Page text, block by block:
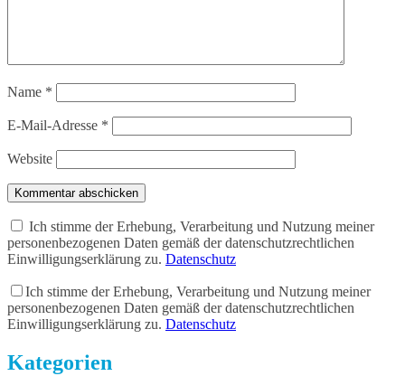
Name *
E-Mail-Adresse *
Website
Kommentar abschicken
Ich stimme der Erhebung, Verarbeitung und Nutzung meiner
personenbezogenen Daten gemäß der datenschutzrechtlichen
Einwilligungserklärung zu. Datenschutz
Ich stimme der Erhebung, Verarbeitung und Nutzung meiner
personenbezogenen Daten gemäß der datenschutzrechtlichen
Einwilligungserklärung zu. Datenschutz
Kategorien